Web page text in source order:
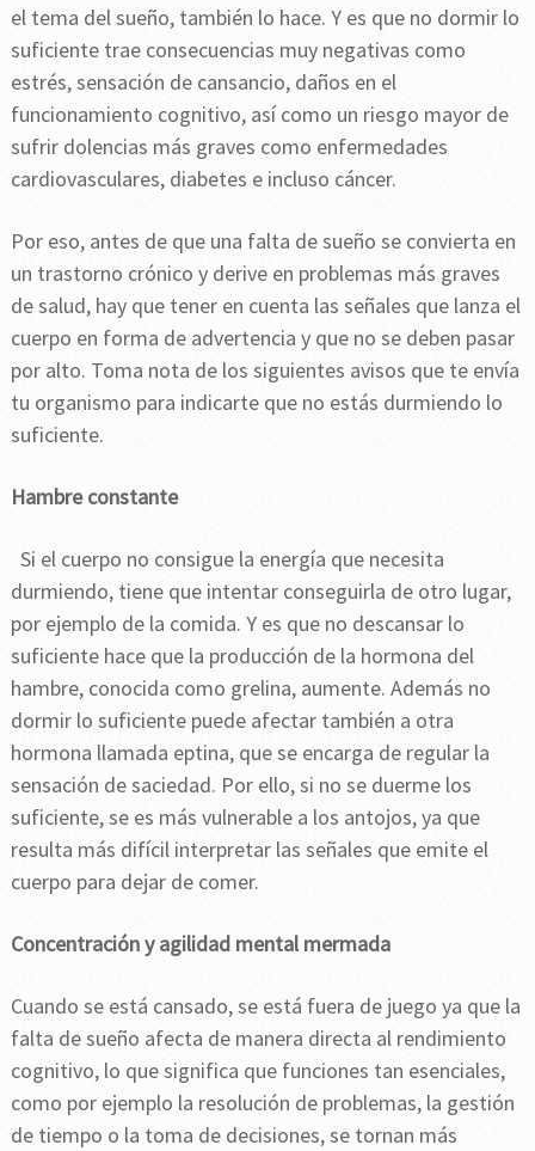
el tema del sueño, también lo hace. Y es que no dormir lo
suficiente trae consecuencias muy negativas como
estrés, sensación de cansancio, daños en el
funcionamiento cognitivo, así como un riesgo mayor de
sufrir dolencias más graves como enfermedades
cardiovasculares, diabetes e incluso cáncer.
Por eso, antes de que una falta de sueño se convierta en
un trastorno crónico y derive en problemas más graves
de salud, hay que tener en cuenta las señales que lanza el
cuerpo en forma de advertencia y que no se deben pasar
por alto. Toma nota de los siguientes avisos que te envía
tu organismo para indicarte que no estás durmiendo lo
suficiente.
Hambre constante
Si el cuerpo no consigue la energía que necesita
durmiendo, tiene que intentar conseguirla de otro lugar,
por ejemplo de la comida. Y es que no descansar lo
suficiente hace que la producción de la hormona del
hambre, conocida como grelina, aumente. Además no
dormir lo suficiente puede afectar también a otra
hormona llamada eptina, que se encarga de regular la
sensación de saciedad. Por ello, si no se duerme los
suficiente, se es más vulnerable a los antojos, ya que
resulta más difícil interpretar las señales que emite el
cuerpo para dejar de comer.
Concentración y agilidad mental mermada
Cuando se está cansado, se está fuera de juego ya que la
falta de sueño afecta de manera directa al rendimiento
cognitivo, lo que significa que funciones tan esenciales,
como por ejemplo la resolución de problemas, la gestión
de tiempo o la toma de decisiones, se tornan más